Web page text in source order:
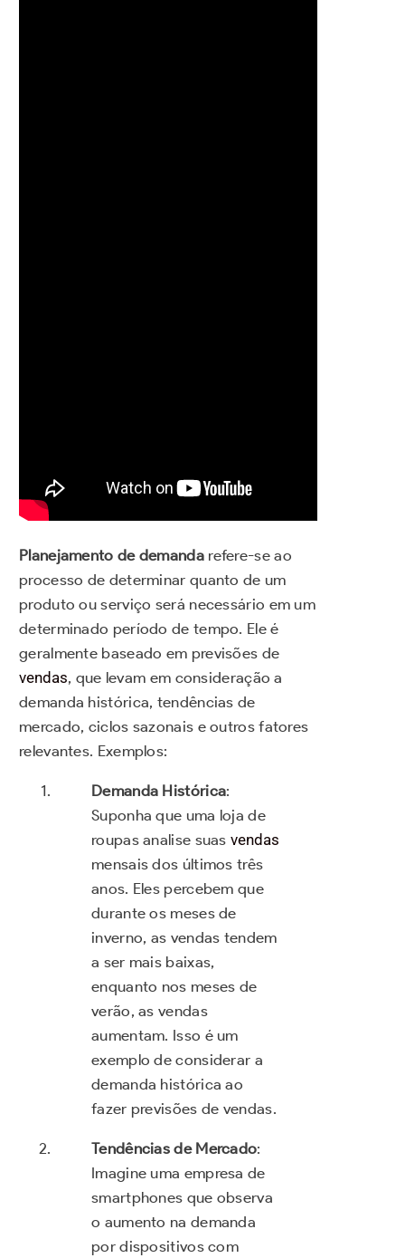
Planejamento de demandarefere-se ao
processo de determinar quanto de um
produto ou serviço será necessário em um
determinado período de tempo. Ele é
geralmente baseado em previsões de
vendas, que levam em consideração a
demanda histórica, tendências de
mercado, ciclos sazonais e outros fatores
relevantes. Exemplos:
Demanda Histórica:
Suponha que uma loja de
roupas analise suasvendas
mensais dos últimos três
anos. Eles percebem que
durante os meses de
inverno, as vendas tendem
a ser mais baixas,
enquanto nos meses de
verão, as vendas
aumentam. Isso é um
exemplo de considerar a
demanda histórica ao
fazer previsões de vendas.
Tendências de Mercado:
Imagine uma empresa de
smartphones que observa
o aumento na demanda
por dispositivos com